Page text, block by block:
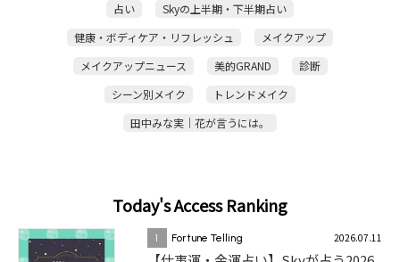
占い
Skyの上半期・下半期占い
健康・ボディケア・リフレッシュ
メイクアップ
メイクアップニュース
美的GRAND
診断
シーン別メイク
トレンドメイク
田中みな実｜花が言うには。
Today's Access Ranking
1 Fortune Telling 2026.07.11